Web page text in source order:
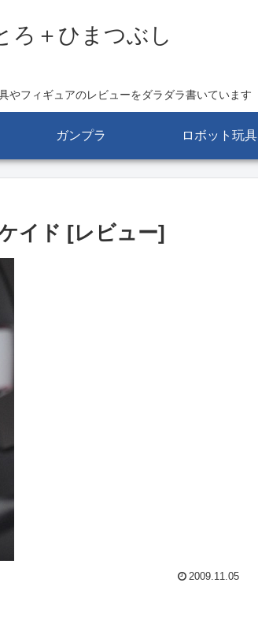
ろ＋ひまつぶし
やフィギュアのレビューをダラダラ書いています
ガンプラ ロボット玩具
イド [レビュー]
2009.11.05